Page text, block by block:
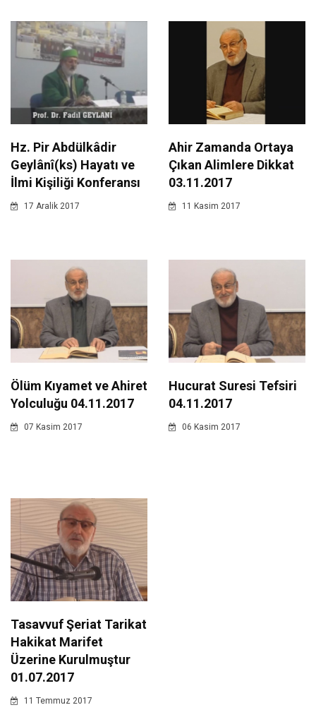
Hz. Pir Abdülkâdir
Geylânî(ks) Hayatı ve
İlmi Kişiliği Konferansı
17 Aralik 2017
Ahir Zamanda Ortaya
Çıkan Alimlere Dikkat
03.11.2017
11 Kasim 2017
Ölüm Kıyamet ve Ahiret
Yolculuğu 04.11.2017
07 Kasim 2017
Hucurat Suresi Tefsiri
04.11.2017
06 Kasim 2017
Tasavvuf Şeriat Tarikat
Hakikat Marifet
Üzerine Kurulmuştur
01.07.2017
11 Temmuz 2017